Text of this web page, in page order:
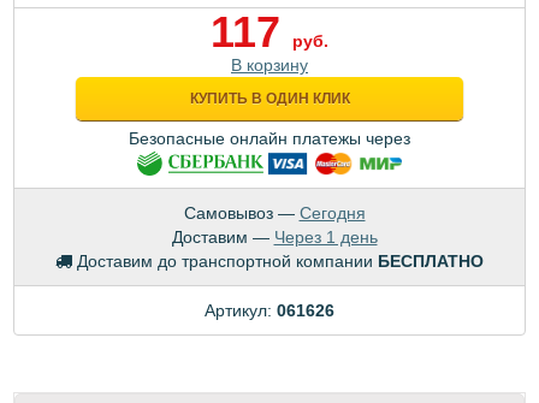
117
руб.
В корзину
КУПИТЬ В ОДИН КЛИК
Безопасные онлайн платежы через
Самовывоз — Сегодня
Доставим — Через 1 день
Доставим до транспортной компании БЕСПЛАТНО
Артикул: 061626